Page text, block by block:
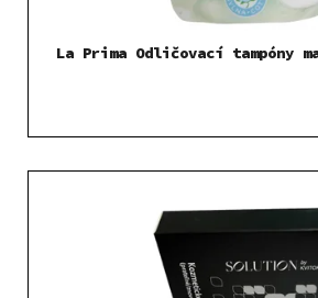
La Prima Odličovací tampóny